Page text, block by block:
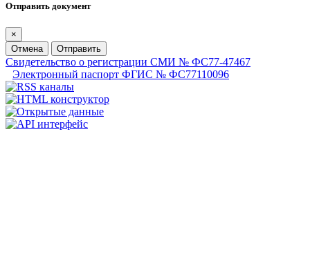
Отправить документ
×
Отмена
Отправить
Свидетельство о регистрации СМИ № ФС77-47467
Электронный паспорт ФГИС № ФС77110096